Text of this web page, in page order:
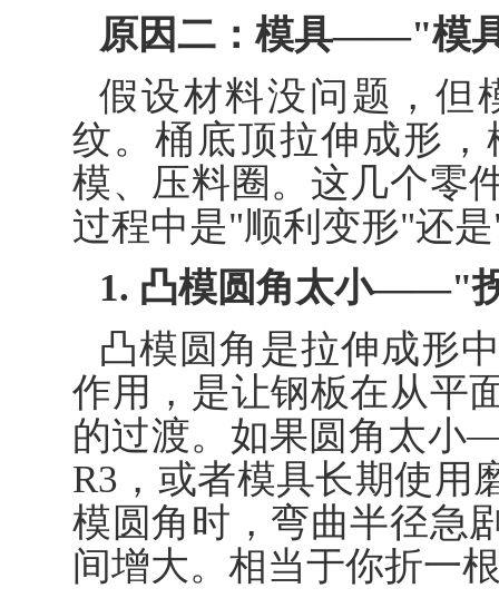
原因二：模具——"模
假设材料没问题，但
纹。桶底顶拉伸成形
模、压料圈。这几个零
过程中是"顺利变形"还
1. 凸模圆角太小——"
凸模圆角是拉伸成形
作用，是让钢板在从平
的过渡。如果圆角太小
R3，或者模具长期使
模圆角时，弯曲半径急
间增大。相当于你折一